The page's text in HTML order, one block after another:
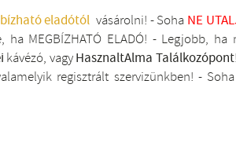
eladótól vásárolni! - Soha NE
MEGBÍZHATÓ ELADÓ! - Legjobb, ha
kávézó, vagyHasznaltAlma Találkozópont!
regisztrált szervizünkben! - Soha